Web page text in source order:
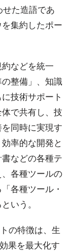
た造語であ
集約したポー
などを統一
整備」、知識
技術サポート
で共有し、技
同時に実現す
率的な開発と
などの各種テ
各種ツールの
各種ツール・
いう。
の特徴は、生
果を最大化す